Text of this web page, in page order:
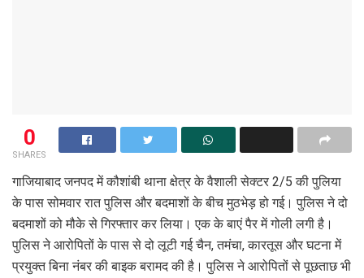
0
SHARES
गाजियाबाद जनपद में कौशांबी थाना क्षेत्र के वैशाली सेक्टर 2/5 की पुलिया
के पास सोमवार रात पुलिस और बदमाशों के बीच मुठभेड़ हो गई। पुलिस ने दो
बदमाशों को मौके से गिरफ्तार कर लिया। एक के बाएं पैर में गोली लगी है।
पुलिस ने आरोपितों के पास से दो लूटी गई चैन, तमंचा, कारतूस और घटना में
प्रयुक्त बिना नंबर की बाइक बरामद की है। पुलिस ने आरोपितों से पूछताछ भी